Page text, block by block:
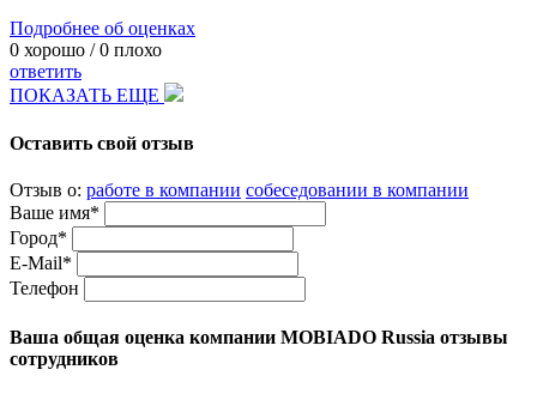
Подробнее об оценках
0 хорошо /0 плохо
ответить
ПОКАЗАТЬ ЕЩЕ
Оставить свой отзыв
Отзыв о: работе в компании собеседовании в компании
Ваше имя*
Город*
E-Mail*
Телефон
Ваша общая оценка компании MOBIADO Russia отзывы
сотрудников